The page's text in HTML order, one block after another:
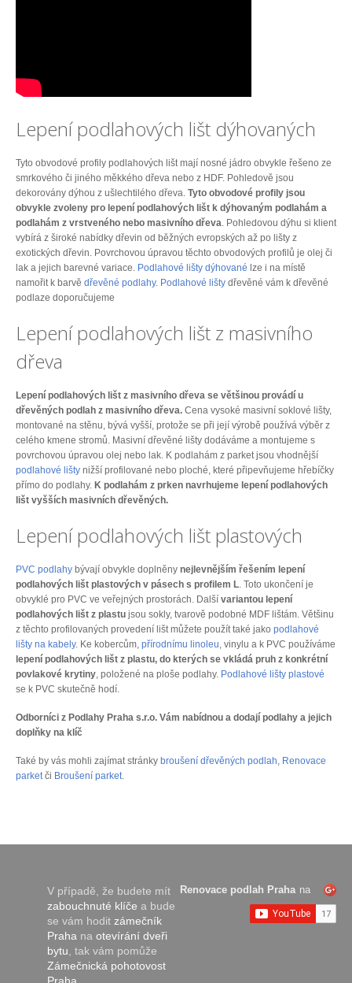
Lepení podlahových lišt dýhovaných
Tyto obvodové profily podlahových lišt mají nosné jádro obvykle řešeno ze
smrkového či jiného měkkého dřeva nebo z HDF. Pohledově jsou
dekorovány dýhou z ušlechtilého dřeva. Tyto obvodové profily jsou
obvykle zvoleny pro lepení podlahových lišt k dýhovaným podlahám a
podlahám z vrstveného nebo masivního dřeva. Pohledovou dýhu si klient
vybírá z široké nabídky dřevin od běžných evropských až po lišty z
exotických dřevin. Povrchovou úpravou těchto obvodových profilů je olej či
lak a jejich barevné variace. Podlahové lišty dýhované lze i na místě
namořit k barvě dřevěné podlahy. Podlahové lišty dřevěné vám k dřevěné
podlaze doporučujeme
Lepení podlahových lišt z masivního
dřeva
Lepení podlahových lišt z masivního dřeva se většinou provádí u
dřevěných podlah z masivního dřeva. Cena vysoké masivní soklové lišty,
montované na stěnu, bývá vyšší, protože se při její výrobě používá výběr z
celého kmene stromů. Masivní dřevěné lišty dodáváme a montujeme s
povrchovou úpravou olej nebo lak. K podlahám z parket jsou vhodnější
podlahové lišty nižší profilované nebo ploché, které připevňujeme hřebíčky
přímo do podlahy. K podlahám z prken navrhujeme lepení podlahových
lišt vyšších masivních dřevěných.
Lepení podlahových lišt plastových
PVC podlahy bývají obvykle doplněny nejlevnějším řešením lepení
podlahových lišt plastových v pásech s profilem L. Toto ukončení je
obvyklé pro PVC ve veřejných prostorách. Další variantou lepení
podlahových lišt z plastu jsou sokly, tvarově podobné MDF lištám. Většinu
z těchto profilovaných provedení lišt můžete použít také jako podlahové
lišty na kabely. Ke kobercům, přírodnímu linoleu, vinylu a k PVC používáme
lepení podlahových lišt z plastu, do kterých se vkládá pruh z konkrétní
povlakové krytiny, položené na ploše podlahy. Podlahové lišty plastové
se k PVC skutečně hodí.
Odborníci z Podlahy Praha s.r.o. Vám nabídnou a dodají podlahy a jejich
doplňky na klíč
Také by vás mohli zajímat stránky broušení dřevěných podlah, Renovace
parketči Broušení parket.
Renovace podlah Praha na
V případě, že budete mít
zabouchnuté klíče a bude
se vám hodit zámečník
Praha na otevírání dveři
bytu , tak vám pomůže
Zámečnická pohotovost